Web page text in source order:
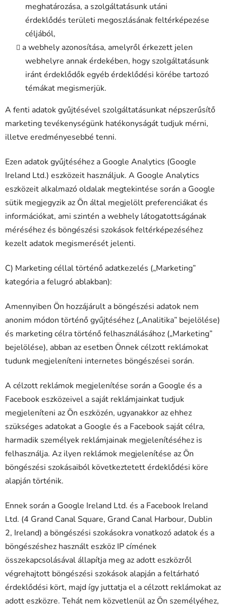
meghatározása, a szolgáltatásunk utáni
érdeklődés területi megoszlásának feltérképezése
céljából,
a webhely azonosítása, amelyről érkezett jelen
webhelyre annak érdekében, hogy szolgáltatásunk
iránt érdeklődők egyéb érdeklődési körébe tartozó
témákat megismerjük.
A fenti adatok gyűjtésével szolgáltatásunkat népszerűsítő
marketing tevékenységünk hatékonyságát tudjuk mérni,
illetve eredményesebbé tenni.
Ezen adatok gyűjtéséhez a Google Analytics (Google
Ireland Ltd.) eszközeit használjuk. A Google Analytics
eszközeit alkalmazó oldalak megtekintése során a Google
sütik megjegyzik az Ön által megjelölt preferenciákat és
információkat, ami szintén a webhely látogatottságának
méréséhez és böngészési szokások feltérképezéséhez
kezelt adatok megismerését jelenti.
C) Marketing céllal történő adatkezelés („Marketing”
kategória a felugró ablakban):
Amennyiben Ön hozzájárult a böngészési adatok nem
anonim módon történő gyűjtéséhez („Analitika” bejelölése)
és marketing célra történő felhasználásához („Marketing”
bejelölése), abban az esetben Önnek célzott reklámokat
tudunk megjeleníteni internetes böngészései során.
A célzott reklámok megjelenítése során a Google és a
Facebook eszközeivel a saját reklámjainkat tudjuk
megjeleníteni az Ön eszközén, ugyanakkor az ehhez
szükséges adatokat a Google és a Facebook saját célra,
harmadik személyek reklámjainak megjelenítéséhez is
felhasználja. Az ilyen reklámok megjelenítése az Ön
böngészési szokásaiból következtetett érdeklődési köre
alapján történik.
Ennek során a Google Ireland Ltd. és a Facebook Ireland
Ltd. (4 Grand Canal Square, Grand Canal Harbour, Dublin
2, Ireland) a böngészési szokásokra vonatkozó adatok és a
böngészéshez használt eszköz IP címének
összekapcsolásával állapítja meg az adott eszközről
végrehajtott böngészési szokások alapján a feltárható
érdeklődési kört, majd így juttatja el a célzott reklámokat az
adott eszközre. Tehát nem közvetlenül az Ön személyéhez,